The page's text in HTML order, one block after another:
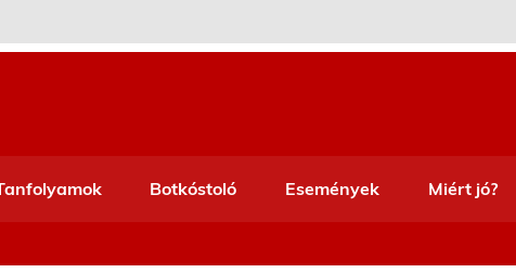
Botkóstoló Események Miért jó?